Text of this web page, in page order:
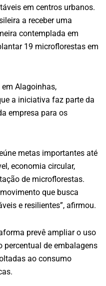
em centros urbanos.
a receber uma
contemplada em
19 microflorestas em
Alagoinhas,
a iniciativa faz parte da
empresa para os
metas importantes até
economia circular,
de microflorestas.
que busca
e resilientes”, afirmou.
prevê ampliar o uso
percentual de embalagens
ao consumo